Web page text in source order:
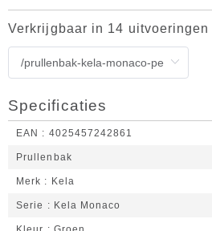
Verkrijgbaar in 14 uitvoeringen
Specificaties
EAN 4025457242861
Prullenbak
Merk Kela
Serie Kela Monaco